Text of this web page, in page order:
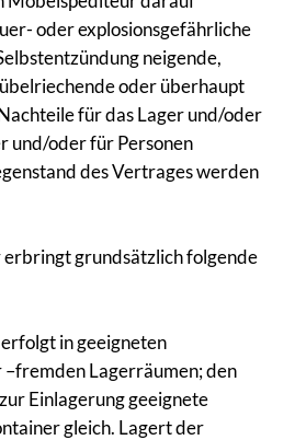
oder explosionsgefährliche
neigende,
oder überhaupt
für das Lager und/oder
und/oder für Personen
des Vertrages werden
grundsätzlich folgende
in geeigneten
Lagerräumen; den
Einlagerung geeignete
gleich. Lagert der